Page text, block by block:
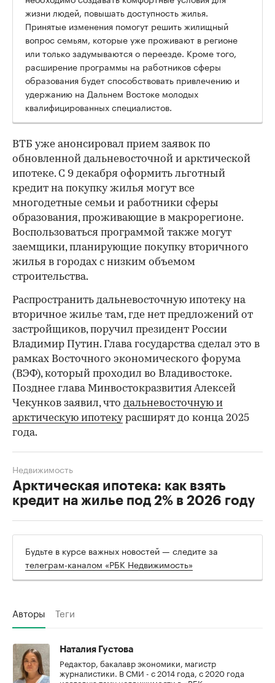
жизни людей, повышать доступность жилья.
Принятые изменения помогут решить жилищный
вопрос семьям, которые уже проживают в регионе
или только задумываются о переезде. Кроме того,
расширение программы на работников сферы
образования будет способствовать привлечению и
удержанию на Дальнем Востоке молодых
квалифицированных специалистов.
ВТБ уже анонсировал прием заявок по
обновленной дальневосточной и арктической
ипотеке. С 9 декабря оформить льготный
кредит на покупку жилья могут все
многодетные семьи и работники сферы
образования, проживающие в макрорегионе.
Воспользоваться программой также могут
заемщики, планирующие покупку вторичного
жилья в городах с низким объемом
строительства.
Распространить дальневосточную ипотеку на
вторичное жилье там, где нет предложений от
застройщиков, поручил президент России
Владимир Путин. Глава государства сделал это в
рамках Восточного экономического форума
(ВЭФ), который проходил во Владивостоке.
Позднее глава Минвостокразвития Алексей
Чекунков заявил, что дальневосточную и
арктическую ипотекурасширят до конца 2025
года.
Арктическая ипотека: как взять
кредит на жилье под 2% в 2026 году
Недвижимость
Будьте в курсе важных новостей — следите за
телеграм-каналом «РБК Недвижимость»
Авторы Теги
Наталия Густова
Редактор, бакалавр экономики, магистр
журналистики. В СМИ - с 2014 года, с 2020 года